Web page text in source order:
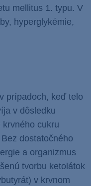
mellitus 1. typu. V
hyperglykémie,
prípadoch, keď telo
v dôsledku
cukru
dostatočného
a organizmus
tvorbu ketolátok
v krvnom